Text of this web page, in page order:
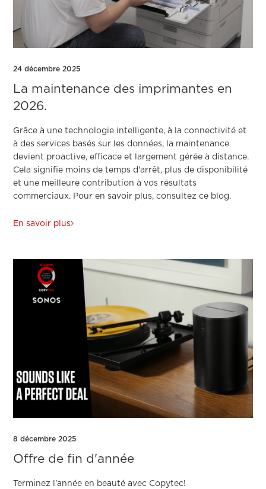
24 décembre 2025
La maintenance des imprimantes en
2026.
Grâce à une technologie intelligente, à la connectivité et
à des services basés sur les données, la maintenance
devient proactive, efficace et largement gérée à distance.
Cela signifie moins de temps d'arrêt, plus de disponibilité
et une meilleure contribution à vos résultats
commerciaux. Pour en savoir plus, consultez ce blog.
En savoir plus
8 décembre 2025
Offre de fin d'année
Terminez l'année en beauté avec Copytec!